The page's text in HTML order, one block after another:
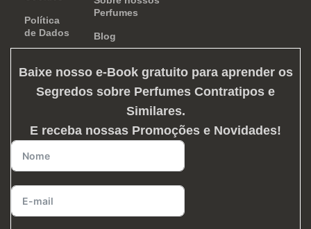
Política
de Dados
Perfumes
Blog
Baixe nosso e-Book gratuito para aprender os
Segredos sobre Perfumes Contratipos e
Similares.
E receba nossas Promoções e Novidades!